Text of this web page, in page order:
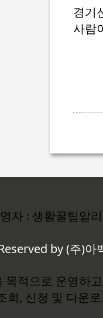
경기
사람
자 : 생활꿀팁알
by (주)아
적으로 운영하
회, 신청 및 다운